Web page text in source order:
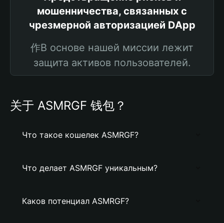
мошенничества, связанных с
чрезмерной авторизацией DApp
作В основе нашей миссии лежит
защита активов пользователей.
关于 ASMRGF 钱包？
Что такое кошелек ASMRGF?
Что делает ASMRGF уникальным?
Каков потенциал ASMRGF?